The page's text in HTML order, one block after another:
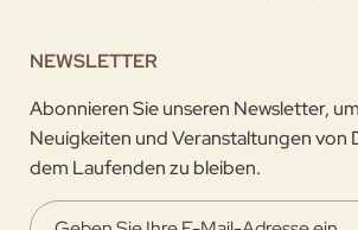
NEWSLETTER
Abonnieren Sie unseren Newsletter,
Neuigkeiten und Veranstaltungen von
dem Laufenden zu bleiben.